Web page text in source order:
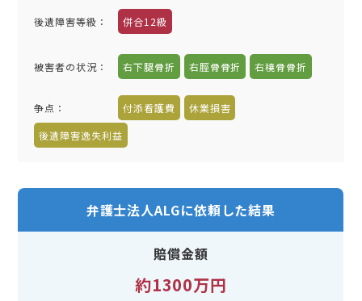
後遺障害等級： 併合12級
被害者の状況： 右下腿骨折 右脛骨骨折 右橈骨骨折
争点： 付添看護費
休業損害
後遺障害逸失利益
弁護士法人ALGに依頼した結果
賠償金額
約1300万円